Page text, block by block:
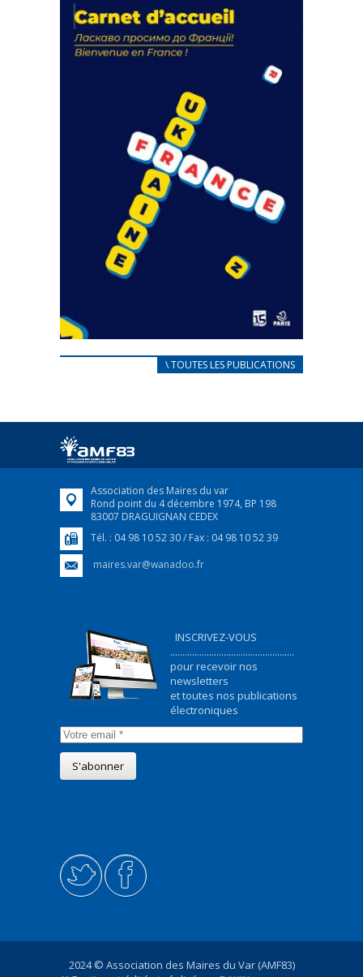
actions
18 septembre 2023
FEUILLETER
CARNET D’ACCUEIL
Afin d’accompagner au mieux les réfugiés
FEUILLETER
\ TOUTES LES PUBLICATIONS
Association des Maires du var
Rond point du 4 décembre 1974, BP 198
83007 DRAGUIGNAN CEDEX
Tél. : 04 98 10 52 30 / Fax : 04 98 10 52 39
maires.var@wanadoo.fr
INSCRIVEZ-VOUS
...................................................
pour recevoir nos
newsletters
et toutes nos publications
électroniques
2024 © Association des Maires du Var (AMF83)